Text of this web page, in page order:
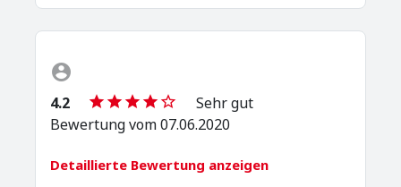
4.2
Sehr gut
Bewertung vom 07.06.2020
Detaillierte Bewertung anzeigen